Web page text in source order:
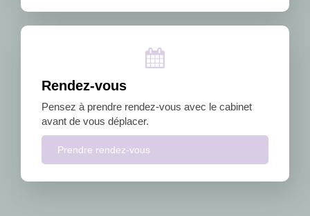
Rendez-vous
Pensez à prendre rendez-vous avec le cabinet
avant de vous déplacer.
Prendre rendez-vous